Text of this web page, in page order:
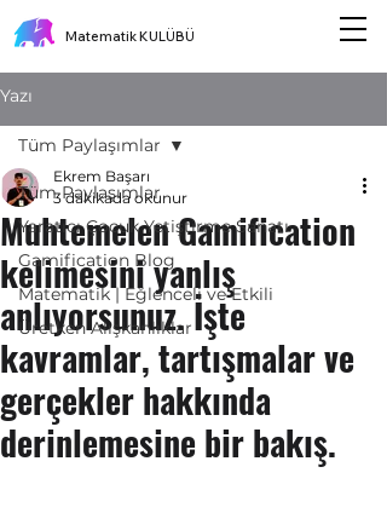
Matematik KULÜBÜ
Yazı
Tüm Paylaşımlar
Yaratıcı Çocuk Yetiştirme Sanatı
Gamification Blog
Matematik | Eğlenceli ve Etkili
Üretken Alışkanlıklar
Tüm Paylaşımlar
Muhtemelen Gamification
kelimesini yanlış
anlıyorsunuz. İşte
kavramlar, tartışmalar ve
gerçekler hakkında
derinlemesine bir bakış.
Ekrem Başarı
3 dakikada okunur